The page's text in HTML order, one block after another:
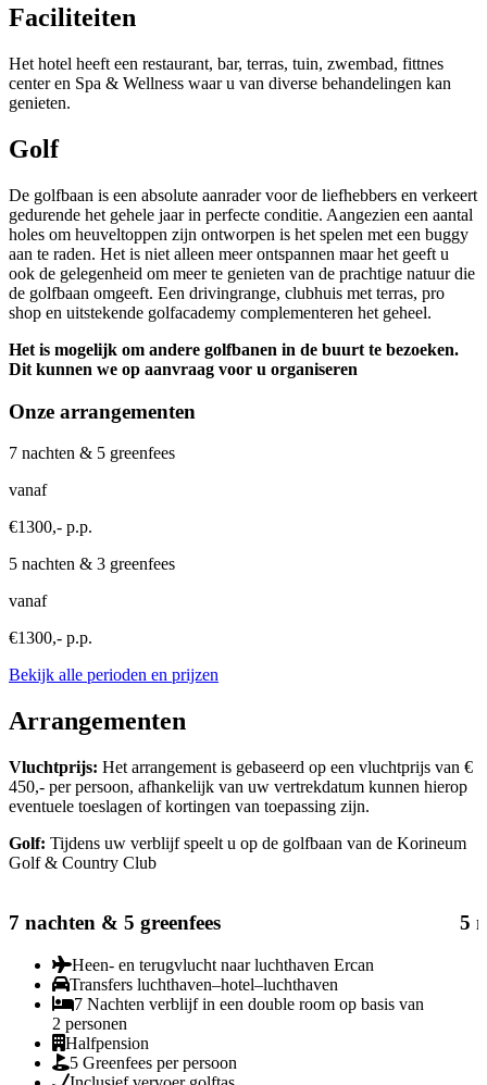
Faciliteiten
Het hotel heeft een restaurant, bar, terras, tuin, zwembad, fittnes
center en Spa & Wellness waar u van diverse behandelingen kan
genieten.
Golf
De golfbaan is een absolute aanrader voor de liefhebbers en verkeert
gedurende het gehele jaar in perfecte conditie. Aangezien een aantal
holes om heuveltoppen zijn ontworpen is het spelen met een buggy
aan te raden. Het is niet alleen meer ontspannen maar het geeft u
ook de gelegenheid om meer te genieten van de prachtige natuur die
de golfbaan omgeeft. Een drivingrange, clubhuis met terras, pro
shop en uitstekende golfacademy complementeren het geheel.
Het is mogelijk om andere golfbanen in de buurt te bezoeken.
Dit kunnen we op aanvraag voor u organiseren
Onze arrangementen
7 nachten & 5 greenfees
vanaf
€1300,- p.p.
5 nachten & 3 greenfees
vanaf
€1300,- p.p.
Bekijk alle perioden en prijzen
Arrangementen
Vluchtprijs: Het arrangement is gebaseerd op een vluchtprijs van €
450,- per persoon, afhankelijk van uw vertrekdatum kunnen hierop
eventuele toeslagen of kortingen van toepassing zijn.
Golf: Tijdens uw verblijf speelt u op de golfbaan van de Korineum
Golf & Country Club
7 nachten & 5 greenfees
Heen- en terugvlucht naar luchthaven Ercan
Transfers luchthaven–hotel–luchthaven
7 Nachten verblijf in een double room op basis van
2 personen
Halfpension
5 Greenfees per persoon
5